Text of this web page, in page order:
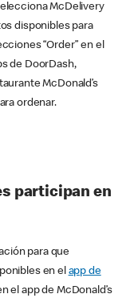
McDelivery
disponibles para
“Order” en el
de DoorDash,
McDonald’s
ordenar.
participan en
para que
en el app de
el app de McDonald’s